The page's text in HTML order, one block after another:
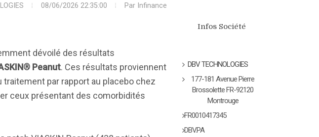
08/06/2026 22:35:00 Par Infinance
dévoilé des résultats
Peanut. Ces résultats proviennent
par rapport au placebo chez
ceux présentant des comorbidités
Infos Société
DBV TECHNOLOGIES
177-181 Avenue Pierre
Brossolette FR-92120
Montrouge
FR0010417345
DBV.PA